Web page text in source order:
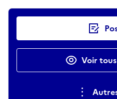
Actions rapides
Voir